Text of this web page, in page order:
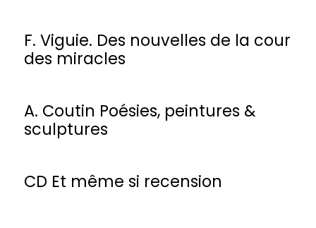
F. Viguie. Des nouvelles de la cour
des miracles
A. Coutin Poésies, peintures &
sculptures
CD Et même si recension